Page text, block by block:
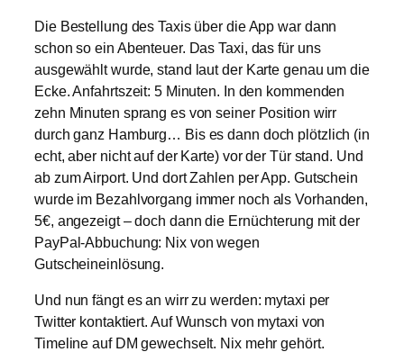
Die Bestellung des Taxis über die App war dann
schon so ein Abenteuer. Das Taxi, das für uns
ausgewählt wurde, stand laut der Karte genau um die
Ecke. Anfahrtszeit: 5 Minuten. In den kommenden
zehn Minuten sprang es von seiner Position wirr
durch ganz Hamburg… Bis es dann doch plötzlich (in
echt, aber nicht auf der Karte) vor der Tür stand. Und
ab zum Airport. Und dort Zahlen per App. Gutschein
wurde im Bezahlvorgang immer noch als Vorhanden,
5€, angezeigt – doch dann die Ernüchterung mit der
PayPal-Abbuchung: Nix von wegen
Gutscheineinlösung.
Und nun fängt es an wirr zu werden: mytaxi per
Twitter kontaktiert. Auf Wunsch von mytaxi von
Timeline auf DM gewechselt. Nix mehr gehört.